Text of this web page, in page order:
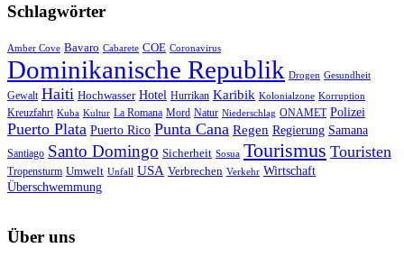
Schlagwörter
Amber Cove Bavaro Cabarete COE Coronavirus
Dominikanische Republik Drogen Gesundheit
Gewalt Haiti Hochwasser Hotel Hurrikan Karibik Kolonialzone Korruption
Kreuzfahrt Kuba Kultur La Romana Mord Natur Niederschlag ONAMET Polizei
Puerto Plata Puerto Rico Punta Cana Regen Regierung Samana
Santiago Santo Domingo Sicherheit Sosua Tourismus Touristen
Tropensturm Umwelt Unfall USA Verbrechen Verkehr Wirtschaft
Überschwemmung
Über uns